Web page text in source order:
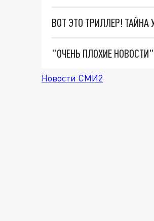
ВОТ ЭТО ТРИЛЛЕР!
Новости СМИ2